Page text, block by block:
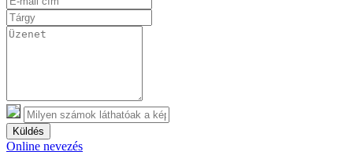
Küldés
Online nevezés